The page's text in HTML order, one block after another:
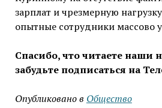
зарплат и чрезмерную
опытные сотрудники массово
Спасибо, что читаете наши
забудьте подписаться на
Опубликовано в Общество